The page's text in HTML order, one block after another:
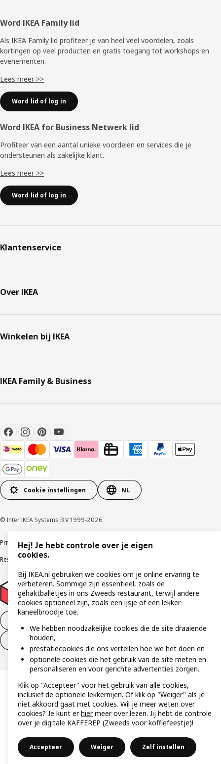
Voettekst
Word IKEA Family lid
Als IKEA Family lid profiteer je van heel veel voordelen, zoals
kortingen op veel producten en gratis toegang tot workshops en
evenementen.
Lees meer >>
Word lid of log in
Word IKEA for Business Netwerk lid
Profiteer van een aantal unieke voordelen en services die je
ondersteunen als zakelijke klant.
Lees meer >>
Word lid of log in
Klantenservice
Over IKEA
Winkelen bij IKEA
IKEA Family & Business
Cookie instellingen NL
© Inter IKEA Systems B.V 1999-2026
PrivacybeleidCookiesAlgemene voorwaarden Gebruikersvoorwaarden
Responsible Disclosure Program
Ontbinding van je aankoop (diensten)
Hej! Je hebt controle over je eigen
cookies.
Bij IKEA.nl gebruiken we cookies om je online ervaring te
verbeteren. Sommige zijn essentieel, zoals de
gehaktballetjes in ons Zweeds restaurant, terwijl andere
cookies optioneel zijn, zoals een ijsje of een lekker
kaneelbroodje toe.
We hebben noodzakelijke cookies die de site draaiende
houden,
prestatiecookies die ons vertellen hoe we het doen en
optionele cookies die het gebruik van de site meten en
personaliseren en voor gerichte advertenties zorgen.
Klik op "Accepteer" voor het gebruik van alle cookies,
inclusief de optionele lekkernijen. Of klik op "Weiger" als je
niet akkoord gaat met cookies. Wil je meer weten over
cookies? Je kunt erhiermeer over lezen. Jij hebt de controle
over je digitale KAFFEREP (Zweeds voor koffiefeestje)!
Accepteer Weiger Zelf instellen